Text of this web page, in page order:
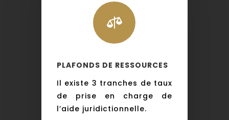

PLAFONDS DE RESSOURCES
Il existe 3 tranches de taux
de prise en charge de
l’aide juridictionnelle.